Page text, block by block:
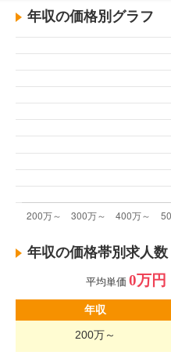
年収の価格別グラフ
年収の価格帯別求人数
平均単価 0万円
年収
200万～